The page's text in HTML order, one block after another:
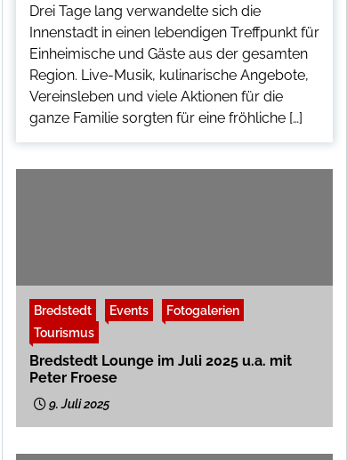
Drei Tage lang verwandelte sich die
Innenstadt in einen lebendigen Treffpunkt für
Einheimische und Gäste aus der gesamten
Region. Live-Musik, kulinarische Angebote,
Vereinsleben und viele Aktionen für die
ganze Familie sorgten für eine fröhliche […]
Bredstedt Events
Fotogalerien
Tourismus
Bredstedt Lounge im Juli 2025 u.a. mit
Peter Froese
9. Juli 2025